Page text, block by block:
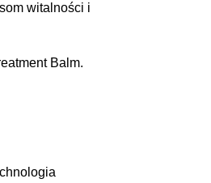
witalności i
Balm.